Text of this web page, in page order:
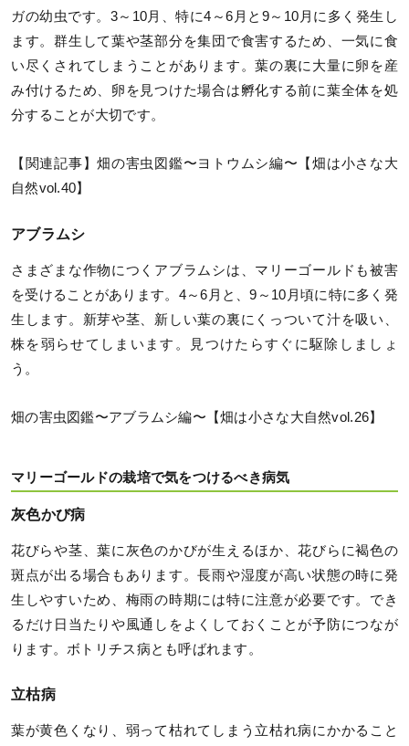
ガの幼虫です。3～10月、特に4～6月と9～10月に多く発生し
ます。群生して葉や茎部分を集団で食害するため、一気に食
い尽くされてしまうことがあります。葉の裏に大量に卵を産
み付けるため、卵を見つけた場合は孵化する前に葉全体を処
分することが大切です。
【関連記事】畑の害虫図鑑〜ヨトウムシ編〜【畑は小さな大
自然vol.40】
アブラムシ
さまざまな作物につくアブラムシは、マリーゴールドも被害
を受けることがあります。4～6月と、9～10月頃に特に多く発
生します。新芽や茎、新しい葉の裏にくっついて汁を吸い、
株を弱らせてしまいます。見つけたらすぐに駆除しましょ
う。
畑の害虫図鑑〜アブラムシ編〜【畑は小さな大自然vol.26】
マリーゴールドの栽培で気をつけるべき病気
灰色かび病
花びらや茎、葉に灰色のかびが生えるほか、花びらに褐色の
斑点が出る場合もあります。長雨や湿度が高い状態の時に発
生しやすいため、梅雨の時期には特に注意が必要です。でき
るだけ日当たりや風通しをよくしておくことが予防につなが
ります。ボトリチス病とも呼ばれます。
立枯病
葉が黄色くなり、弱って枯れてしまう立枯れ病にかかること